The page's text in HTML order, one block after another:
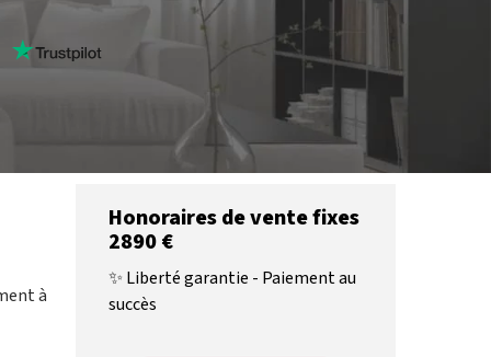
à
Honoraires de vente fixes
2890 €
✨ Liberté garantie - Paiement au
succès